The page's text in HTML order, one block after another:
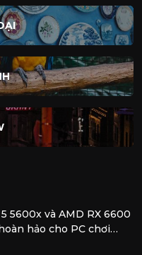
5600x và AMD RX 6600
hảo cho PC chơi